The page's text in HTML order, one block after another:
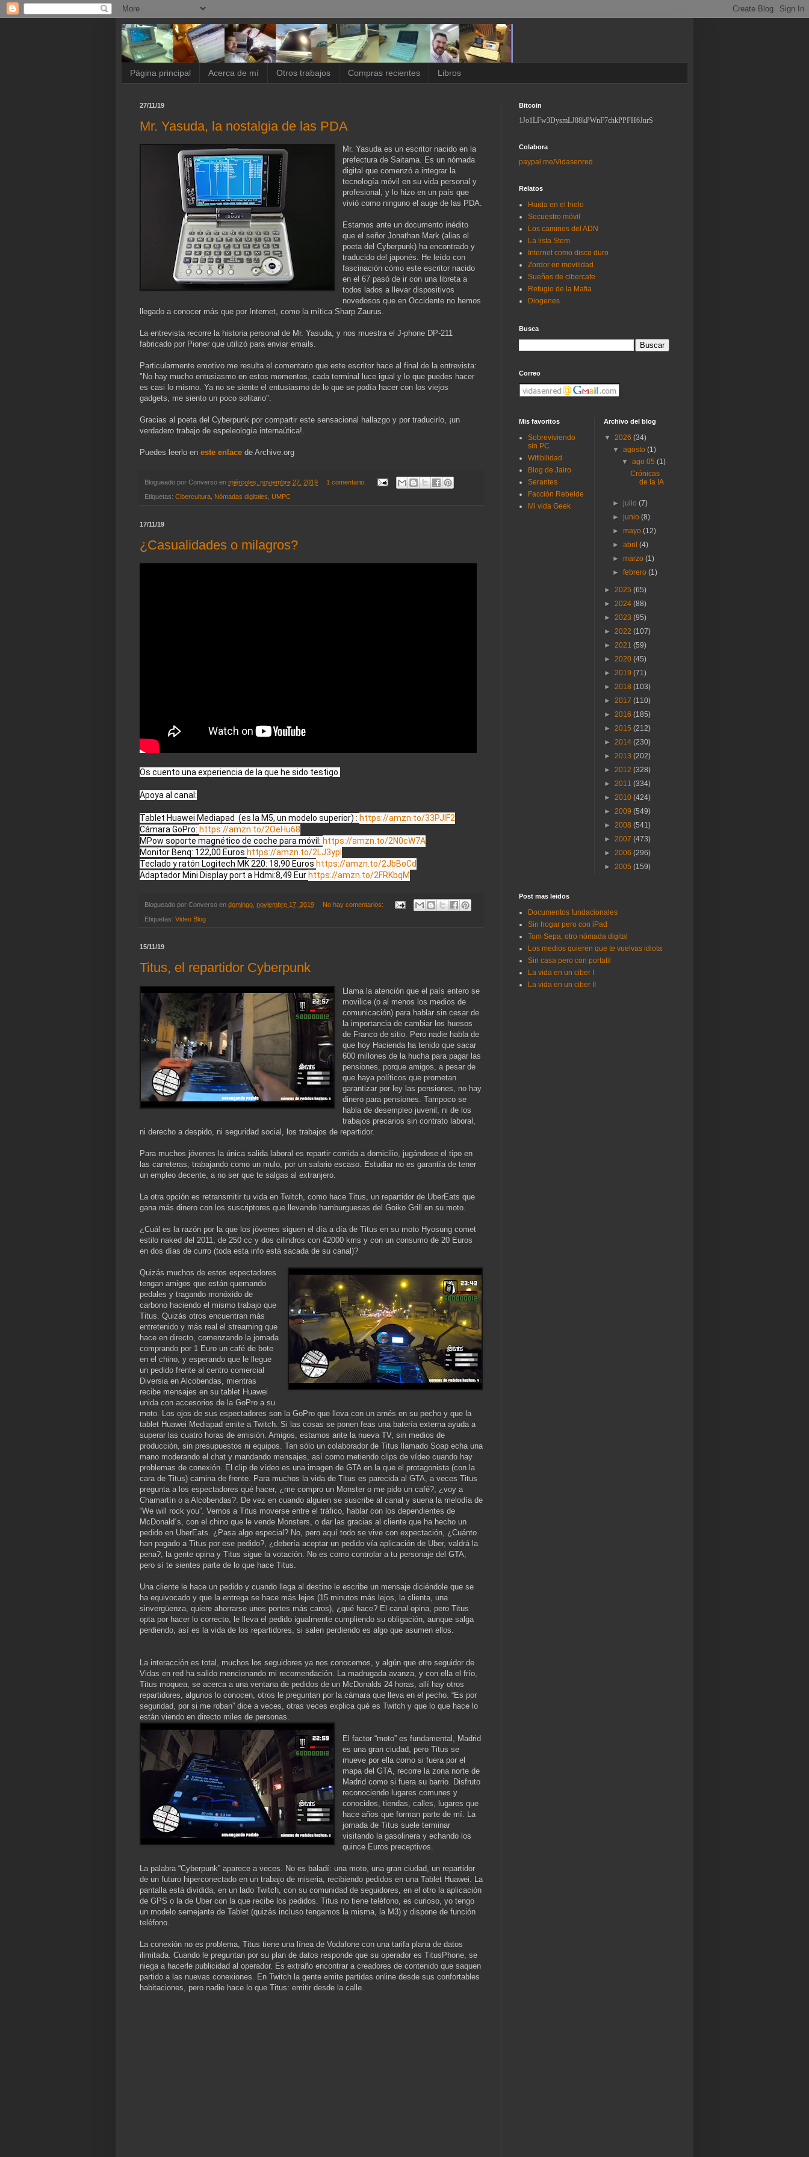
Página principal Acerca de mí Otros trabajos Compras recientes Libros
27/11/19
Mr. Yasuda, la nostalgia de las PDA
Mr. Yasuda es un escritor nacido en la
prefectura de Saitama. Es un nómada
digital que comenzó a integrar la
tecnología móvil en su vida personal y
profesional, y lo hizo en un país que
vivió como ninguno el auge de las PDA.
Estamos ante un documento inédito
que el señor Jonathan Mark (alias el
poeta del Cyberpunk) ha encontrado y
traducido del japonés. He leído con
fascinación cómo este escritor nacido
en el 67 pasó de ir con una libreta a
todos lados a llevar dispositivos
novedosos que en Occidente no hemos
llegado a conocer más que por Internet, como la mítica Sharp Zaurus.
La entrevista recorre la historia personal de Mr. Yasuda, y nos muestra el J-phone DP-211
fabricado por Pioner que utilizó para enviar emails.
Particularmente emotivo me resulta el comentario que este escritor hace al final de la entrevista:
"No hay mucho entusiasmo en estos momentos, cada terminal luce igual y lo que puedes hacer
es casi lo mismo. Ya no se siente el entusiasmo de lo que se podía hacer con los viejos
gadgets, me siento un poco solitario".
Gracias al poeta del Cyberpunk por compartir este sensacional hallazgo y por traducirlo, ¡un
verdadero trabajo de espeleología internaútica!.
Puedes leerlo en este enlace de Archive.org
Blogueado por Converso en miércoles, noviembre 27, 2019 1 comentario:
Etiquetas: Cibercultura Nómadas digitales UMPC
17/11/19
¿Casualidades o milagros?
Os cuento una experiencia de la que he sido testigo.
Apoya al canal:
Tablet Huawei Mediapad  (es la M5, un modelo superior) : https://amzn.to/33PJlF2
Cámara GoPro: https://amzn.to/2OeHu68
MPow soporte magnético de coche para móvil: https://amzn.to/2N0cW7A
Monitor Benq: 122,00 Euros https://amzn.to/2LJ3ypI
Teclado y ratón Logitech MK 220: 18,90 Euros https://amzn.to/2JbBoCd
Adaptador Mini Display port a Hdmi:8,49 Eur https://amzn.to/2FRKbqM
Blogueado por Converso en domingo, noviembre 17, 2019 No hay comentarios:
Etiquetas: Video Blog
15/11/19
Titus, el repartidor Cyberpunk
Llama la atención que el país entero se
movilice (o al menos los medios de
comunicación) para hablar sin cesar de
la importancia de cambiar los huesos
de Franco de sitio. Pero nadie habla de
que hoy Hacienda ha tenido que sacar
600 millones de la hucha para pagar las
pensiones, porque amigos, a pesar de
que haya políticos que prometan
garantizar por ley las pensiones, no hay
dinero para pensiones. Tampoco se
habla de desempleo juvenil, ni de los
trabajos precarios sin contrato laboral,
ni derecho a despido, ni seguridad social, los trabajos de repartidor.
Para muchos jóvenes la única salida laboral es repartir comida a domicilio, jugándose el tipo en
las carreteras, trabajando como un mulo, por un salario escaso. Estudiar no es garantía de tener
un empleo decente, a no ser que te salgas al extranjero.
La otra opción es retransmitir tu vida en Twitch, como hace Titus, un repartidor de UberEats que
gana más dinero con los suscriptores que llevando hamburguesas del Goiko Grill en su moto.
¿Cuál es la razón por la que los jóvenes siguen el día a día de Titus en su moto Hyosung comet
estilo naked del 2011, de 250 cc y dos cilindros con 42000 kms y con un consumo de 20 Euros
en dos días de curro (toda esta info está sacada de su canal)?
Quizás muchos de estos espectadores
tengan amigos que están quemando
pedales y tragando monóxido de
carbono haciendo el mismo trabajo que
Titus. Quizás otros encuentran más
entretenido y más real el streaming que
hace en directo, comenzando la jornada
comprando por 1 Euro un café de bote
en el chino, y esperando que le llegue
un pedido frente al centro comercial
Diversia en Alcobendas, mientras
recibe mensajes en su tablet Huawei
unida con accesorios de la GoPro a su
moto. Los ojos de sus espectadores son la GoPro que lleva con un arnés en su pecho y que la
tablet Huawei Mediapad emite a Twitch. Si las cosas se ponen feas una batería externa ayuda a
superar las cuatro horas de emisión. Amigos, estamos ante la nueva TV, sin medios de
producción, sin presupuestos ni equipos. Tan sólo un colaborador de Titus llamado Soap echa una
mano moderando el chat y mandando mensajes, así como metiendo clips de vídeo cuando hay
problemas de conexión. El clip de vídeo es una imagen de GTA en la que el protagonista (con la
cara de Titus) camina de frente. Para muchos la vida de Titus es parecida al GTA, a veces Titus
pregunta a los espectadores qué hacer, ¿me compro un Monster o me pido un café?, ¿voy a
Chamartín o a Alcobendas?. De vez en cuando alguien se suscribe al canal y suena la melodía de
“We will rock you”. Vemos a Titus moverse entre el tráfico, hablar con los dependientes de
McDonald´s, con el chino que le vende Monsters, o dar las gracias al cliente que ha hecho un
pedido en UberEats. ¿Pasa algo especial? No, pero aquí todo se vive con expectación, ¿Cuánto
han pagado a Titus por ese pedido?, ¿debería aceptar un pedido vía aplicación de Uber, valdrá la
pena?, la gente opina y Titus sigue la votación. No es como controlar a tu personaje del GTA,
pero sí te sientes parte de lo que hace Titus.
Una cliente le hace un pedido y cuando llega al destino le escribe un mensaje diciéndole que se
ha equivocado y que la entrega se hace más lejos (15 minutos más lejos, la clienta, una
sinvergüenza, quiere ahorrarse unos portes más caros), ¿qué hace? El canal opina, pero Titus
opta por hacer lo correcto, le lleva el pedido igualmente cumpliendo su obligación, aunque salga
perdiendo, así es la vida de los repartidores, si salen perdiendo es algo que asumen ellos.
La interacción es total, muchos los seguidores ya nos conocemos, y algún que otro seguidor de
Vidas en red ha salido mencionando mi recomendación. La madrugada avanza, y con ella el frío,
Titus moquea, se acerca a una ventana de pedidos de un McDonalds 24 horas, allí hay otros
repartidores, algunos lo conocen, otros le preguntan por la cámara que lleva en el pecho. “Es por
seguridad, por si me roban” dice a veces, otras veces explica qué es Twitch y que lo que hace lo
están viendo en directo miles de personas.
El factor “moto” es fundamental, Madrid
es una gran ciudad, pero Titus se
mueve por ella como si fuera por el
mapa del GTA, recorre la zona norte de
Madrid como si fuera su barrio. Disfruto
reconociendo lugares comunes y
conocidos, tiendas, calles, lugares que
hace años que forman parte de mí. La
jornada de Titus suele terminar
visitando la gasolinera y echando los
quince Euros preceptivos.
La palabra “Cyberpunk” aparece a veces. No es baladí: una moto, una gran ciudad, un repartidor
de un futuro hiperconectado en un trabajo de miseria, recibiendo pedidos en una Tablet Huawei. La
pantalla está dividida, en un lado Twitch, con su comunidad de seguidores, en el otro la aplicación
de GPS o la de Uber con la que recibe los pedidos. Titus no tiene teléfono, es curioso, yo tengo
un modelo semejante de Tablet (quizás incluso tengamos la misma, la M3) y dispone de función
teléfono.
La conexión no es problema, Titus tiene una línea de Vodafone con una tarifa plana de datos
ilimitada. Cuando le preguntan por su plan de datos responde que su operador es TitusPhone, se
niega a hacerle publicidad al operador. Es extraño encontrar a creadores de contenido que saquen
partido a las nuevas conexiones. En Twitch la gente emite partidas online desde sus confortables
habitaciones, pero nadie hace lo que Titus: emitir desde la calle.
Bitcoin
1Jo1LFw3DysmLJ88kPWnF7chkPPFH6JnrS
Colabora
paypal.me/Vidasenred
Relatos
Huida en el hielo
Secuestro móvil
Los caminos del ADN
La lista Stem
Internet como disco duro
Zordor en movilidad
Sueños de cibercafe
Refugio de la Mafia
Diogenes
Busca
Correo
Mis favoritos
Sobreviviendo
sin PC
Wifibilidad
Blog de Jairo
Serantes
Facción Rebelde
Mi vida Geek
Archivo del blog
▼ 2026 (34)
▼agosto(1)
▼ ago 05 (1)
Crónicas
de la IA
►julio(7)
►junio(8)
►mayo(12)
►abril(4)
►marzo(1)
►febrero(1)
► 2025 (65)
► 2024 (88)
► 2023 (95)
► 2022 (107)
► 2021 (59)
► 2020 (45)
► 2019 (71)
► 2018 (103)
► 2017 (110)
► 2016 (185)
► 2015 (212)
► 2014 (230)
► 2013 (202)
► 2012 (328)
► 2011 (334)
► 2010 (424)
► 2009 (549)
► 2008 (541)
► 2007 (473)
► 2006 (296)
► 2005 (159)
Post mas lei­dos
Documentos fundacionales
Sin hogar pero con iPad
Tom Sepa, otro nómada digital
Los medios quieren que te vuelvas idiota
Sin casa pero con portatil
La vida en un ciber I
La vida en un ciber II